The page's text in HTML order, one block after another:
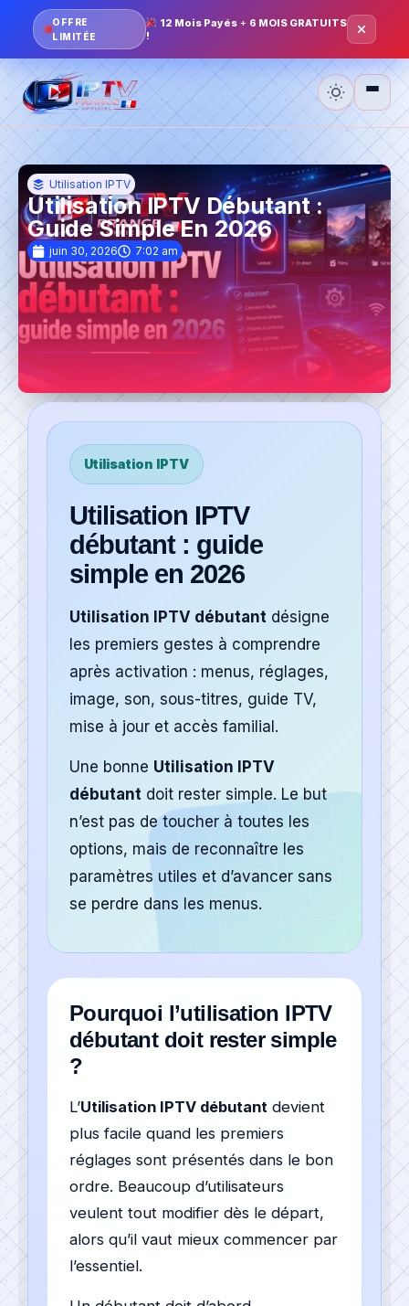
OFFRE
LIMITÉE
12 Mois Payés + 6 MOIS GRATUITS
!
Accueil
Tarifs
Installation
Telechargement
Liste des Chaines
S'abonner maintenant
Utilisation IPTV
Utilisation IPTV Débutant :
Guide Simple En 2026
juin 30, 2026 7:02 am
Utilisation IPTV
Utilisation IPTV
débutant : guide
simple en 2026
Utilisation IPTV débutant désigne
les premiers gestes à comprendre
après activation : menus, réglages,
image, son, sous-titres, guide TV,
mise à jour et accès familial.
Une bonne Utilisation IPTV
débutant doit rester simple. Le but
n’est pas de toucher à toutes les
options, mais de reconnaître les
paramètres utiles et d’avancer sans
se perdre dans les menus.
Pourquoi l’utilisation IPTV
débutant doit rester simple
?
L’Utilisation IPTV débutant devient
plus facile quand les premiers
réglages sont présentés dans le bon
ordre. Beaucoup d’utilisateurs
veulent tout modifier dès le départ,
alors qu’il vaut mieux commencer par
l’essentiel.